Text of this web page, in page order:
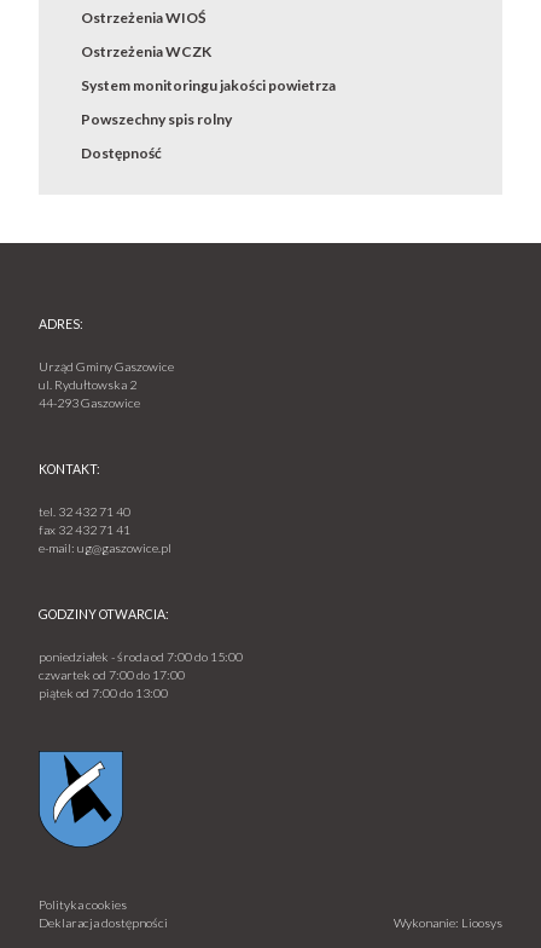
Ostrzeżenia WIOŚ
Ostrzeżenia WCZK
System monitoringu jakości powietrza
Powszechny spis rolny
Dostępność
ADRES:
Urząd Gminy Gaszowice
ul. Rydułtowska 2
44-293 Gaszowice
KONTAKT:
tel. 32 432 71 40
fax 32 432 71 41
e-mail:ug@gaszowice.pl
GODZINY OTWARCIA:
poniedziałek - środa od 7:00 do 15:00
czwartek od 7:00 do 17:00
piątek od 7:00 do 13:00
Polityka cookies
Deklaracja dostępności
Wykonanie: Lioosys